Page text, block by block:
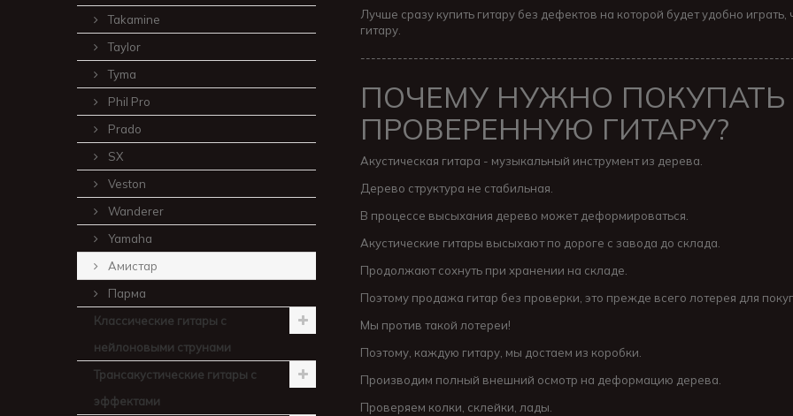
Takamine
Taylor
Tyma
Phil Pro
Prado
SX
Veston
Wanderer
Yamaha
Амистар
Парма
Классические гитары с
нейлоновыми струнами
Трансакустические гитары с
эффектами
Лучше сразу купить гитару без дефектов на которой будет удобно
гитару.
ПОЧЕМУ НУЖНО ПОКУПАТЬ
ПРОВЕРЕННУЮ ГИТАРУ?
Акустическая гитара - музыкальный инструмент из дерева.
Дерево структура не стабильная.
В процессе высыхания дерево может деформироваться.
Акустические гитары высыхают по дороге с завода до склада.
Продолжают сохнуть при хранении на складе.
Поэтому продажа гитар без проверки, это прежде всего лотерея для
Мы против такой лотереи!
Поэтому, каждую гитару, мы достаем из коробки.
Производим полный внешний осмотр на деформацию дерева.
Проверяем колки, склейки, лады.